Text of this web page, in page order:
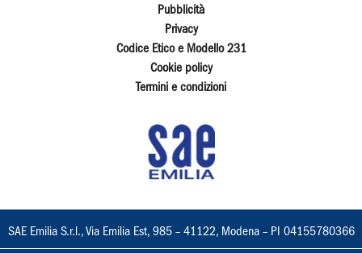
Pubblicità
Privacy
Codice Etico e Modello 231
Cookie policy
Termini e condizioni
SAE Emilia S.r.l., Via Emilia Est, 985 – 41122, Modena – PI 04155780366